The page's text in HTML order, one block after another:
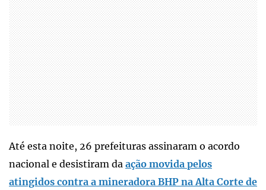
Até esta noite, 26 prefeituras assinaram o acordo
nacional e desistiram da ação movida pelos
atingidos contra a mineradora BHP na Alta Corte de